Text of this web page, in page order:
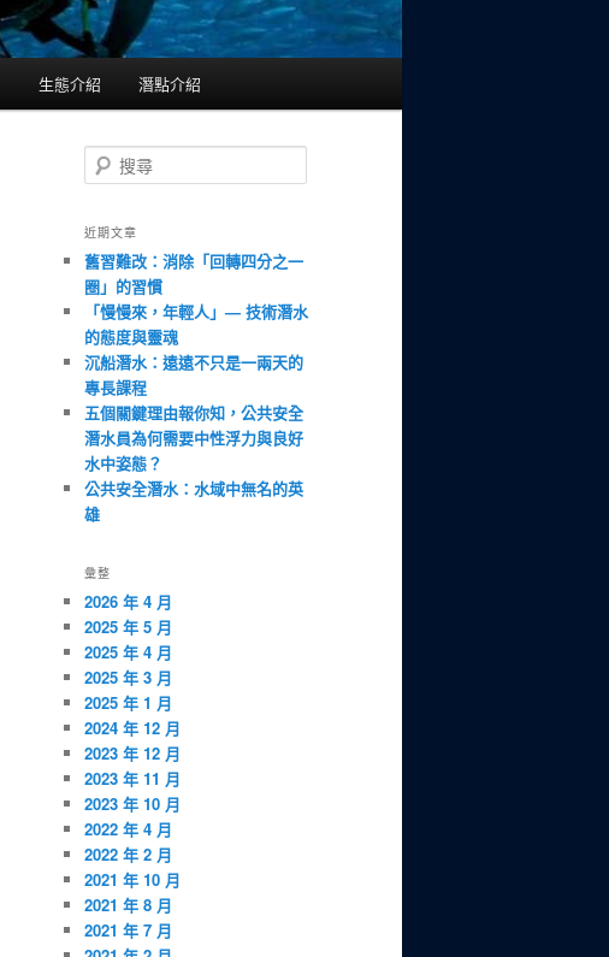
生態介紹 潛點介紹
搜
尋
近期文章
舊習難改：消除「回轉四分之一
圈」的習慣
「慢慢來，年輕人」— 技術潛水
的態度與靈魂
沉船潛水：遠遠不只是一兩天的
專長課程
五個關鍵理由報你知，公共安全
潛水員為何需要中性浮力與良好
水中姿態？
公共安全潛水：水域中無名的英
雄
彙整
2026 年 4 月
2025 年 5 月
2025 年 4 月
2025 年 3 月
2025 年 1 月
2024 年 12 月
2023 年 12 月
2023 年 11 月
2023 年 10 月
2022 年 4 月
2022 年 2 月
2021 年 10 月
2021 年 8 月
2021 年 7 月